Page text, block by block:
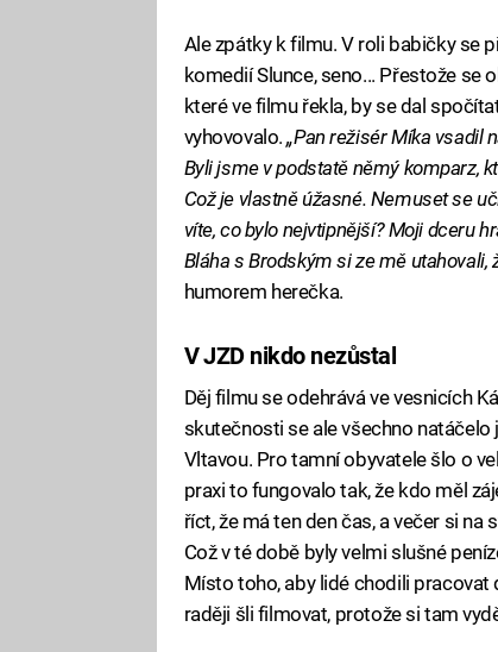
Ale zpátky k filmu. V roli babičky se
komedií Slunce, seno... Přestože se
které ve filmu řekla, by se dal
vyhovovalo. „Pan režisér Míka vsadil
Byli jsme v podstatě němý komparz,
Což je vlastně úžasné. Nemuset se
víte, co bylo nejvtipnější? Moji dceru
Bláha s Brodským si ze mě utahovali,
humorem herečka.
V JZD nikdo nezůstal
Děj filmu se odehrává ve vesnicích
skutečnosti se ale všechno natáčelo
Vltavou. Pro tamní obyvatele šlo o
praxi to fungovalo tak, že kdo měl
říct, že má ten den čas, a večer si
Což v té době byly velmi slušné
Místo toho, aby lidé chodili pracovat
raději šli filmovat, protože si tam